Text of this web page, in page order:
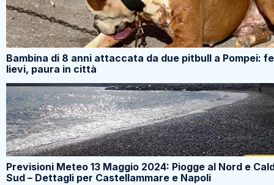
Bambina di 8 anni attaccata da due pitbull a Pompei:
lievi, paura in città
Previsioni Meteo 13 Maggio 2024: Piogge al Nord e
Sud – Dettagli per Castellammare e Napoli